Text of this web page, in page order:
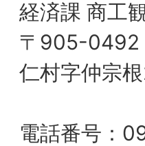
経済課 商工
〒905-0492
仁村字仲宗
電話番号：